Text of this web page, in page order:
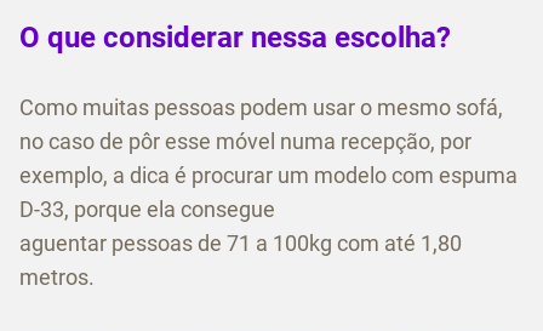
O que considerar nessa escolha?
Como muitas pessoas podem usar o mesmo sofá,
no caso de pôr esse móvel numa recepção, por
exemplo, a dica é procurar um modelo com espuma
D-33, porque ela consegue
aguentar pessoas de 71 a 100kg com até 1,80
metros.